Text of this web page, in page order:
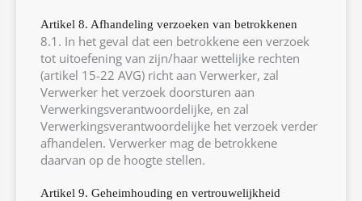
Artikel 8. Afhandeling verzoeken van betrokkenen
8.1. In het geval dat een betrokkene een verzoek
tot uitoefening van zijn/haar wettelijke rechten
(artikel 15-22 AVG) richt aan Verwerker, zal
Verwerker het verzoek doorsturen aan
Verwerkingsverantwoordelijke, en zal
Verwerkingsverantwoordelijke het verzoek verder
afhandelen. Verwerker mag de betrokkene
daarvan op de hoogte stellen.
Artikel 9. Geheimhouding en vertrouwelijkheid